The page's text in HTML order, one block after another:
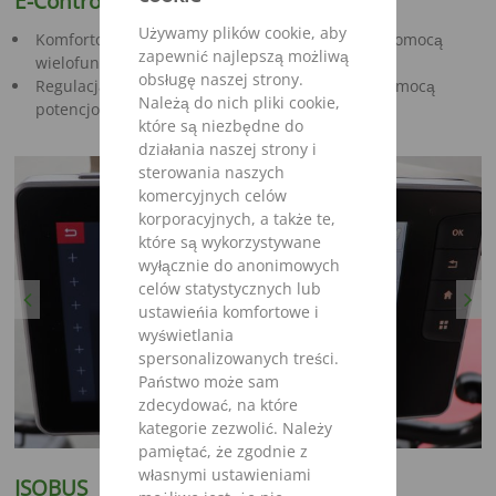
Używamy plików cookie, aby
zapewnić najlepszą możliwą
obsługę naszej strony.
Należą do nich pliki cookie,
które są niezbędne do
działania naszej strony i
sterowania naszych
komercyjnych celów
korporacyjnych, a także te,
które są wykorzystywane
wyłącznie do anonimowych
celów statystycznych lub
ustawieńia komfortowe i
wyświetlania
spersonalizowanych treści.
Państwo może sam
zdecydować, na które
kategorie zezwolić. Należy
pamiętać, że zgodnie z
własnymi ustawieniami
Komfortowa obsługa funkcji hydraulicznych za pomocą
wielofunkcyjnego przełącznika
Regulacja prędkości podłogi transportowej za pomocą
potencjometru
ISOBUS